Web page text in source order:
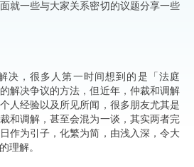
就一些与大家关系密切的议题分享一些
，很多人第一时间想到的是「法庭
解决争议的方法，但近年，仲裁和调解
人经验以及所见所闻，很多朋友尤其是
和调解，甚至会混为一谈，其实两者完
作为引子，化繁为简，由浅入深，令大
理解。